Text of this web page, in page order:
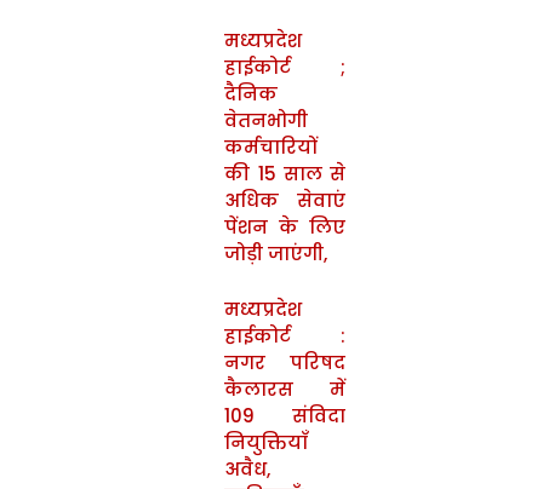
मध्यप्रदेश
हाईकोर्ट ;
दैनिक
वेतनभोगी
कर्मचारियों
की 15 साल से
अधिक सेवाएं
पेंशन के लिए
जोड़ी जाएंगी,
मध्यप्रदेश
हाईकोर्ट :
नगर परिषद
कैलारस में
109 संविदा
नियुक्तियाँ
अवैध,